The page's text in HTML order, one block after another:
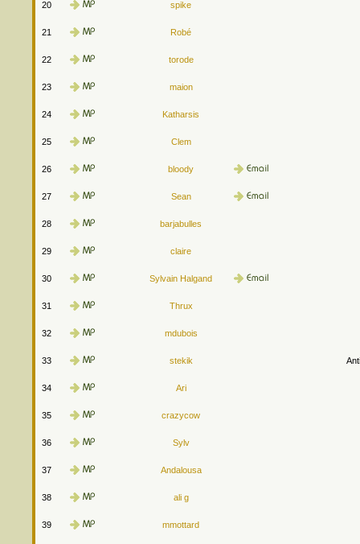
20 spike
21 Robé
22 torode
23 maion
24 Katharsis
25 Clem
26 bloody
27 Sean
28 barjabulles
29 claire
30 Sylvain Halgand
31 Thrux
32 mdubois
33 stekik
34 Ari
35 crazycow
36 Sylv
37 Andalousa
38 ali g
39 mmottard